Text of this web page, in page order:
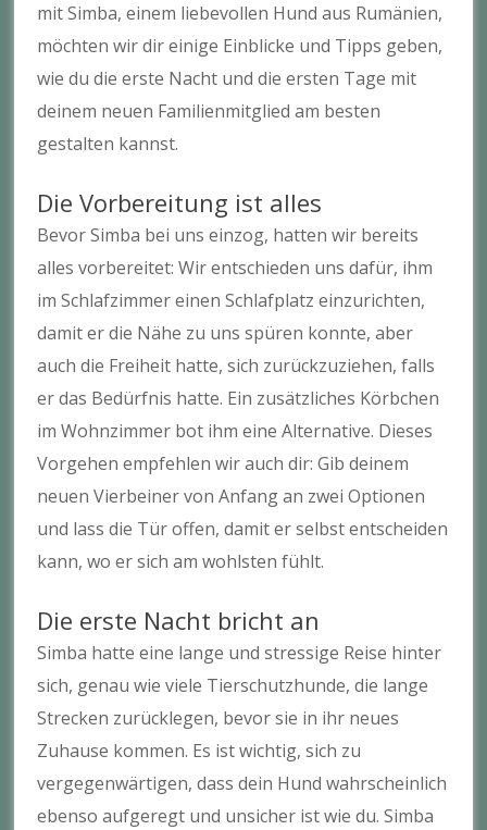
mit Simba, einem liebevollen Hund aus Rumänien,
möchten wir dir einige Einblicke und Tipps geben,
wie du die erste Nacht und die ersten Tage mit
deinem neuen Familienmitglied am besten
gestalten kannst.
Die Vorbereitung ist alles
Bevor Simba bei uns einzog, hatten wir bereits
alles vorbereitet: Wir entschieden uns dafür, ihm
im Schlafzimmer einen Schlafplatz einzurichten,
damit er die Nähe zu uns spüren konnte, aber
auch die Freiheit hatte, sich zurückzuziehen, falls
er das Bedürfnis hatte. Ein zusätzliches Körbchen
im Wohnzimmer bot ihm eine Alternative. Dieses
Vorgehen empfehlen wir auch dir: Gib deinem
neuen Vierbeiner von Anfang an zwei Optionen
und lass die Tür offen, damit er selbst entscheiden
kann, wo er sich am wohlsten fühlt.
Die erste Nacht bricht an
Simba hatte eine lange und stressige Reise hinter
sich, genau wie viele Tierschutzhunde, die lange
Strecken zurücklegen, bevor sie in ihr neues
Zuhause kommen. Es ist wichtig, sich zu
vergegenwärtigen, dass dein Hund wahrscheinlich
ebenso aufgeregt und unsicher ist wie du. Simba